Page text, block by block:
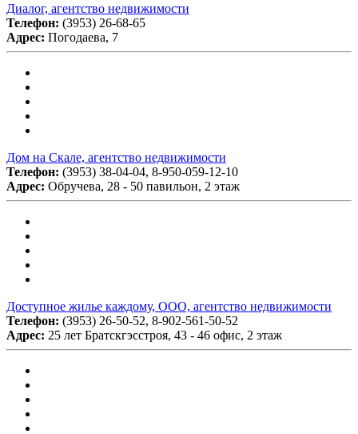
Диалог, агентство недвижимости
Телефон: (3953) 26-68-65
Адрес: Погодаева, 7
Дом на Скале, агентство недвижимости
Телефон: (3953) 38-04-04, 8-950-059-12-10
Адрес: Обручева, 28 - 50 павильон, 2 этаж
Доступное жилье каждому, ООО, агентство недвижимости
Телефон: (3953) 26-50-52, 8-902-561-50-52
Адрес: 25 лет Братскгэсстроя, 43 - 46 офис, 2 этаж